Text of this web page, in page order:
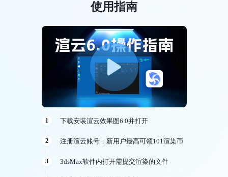
使用指南
1 下载安装渲云效果图6.0并打开
2 注册渲云账号，新用户最高可领101渲染币
3 3dsMax软件内打开需提交渲染的文件